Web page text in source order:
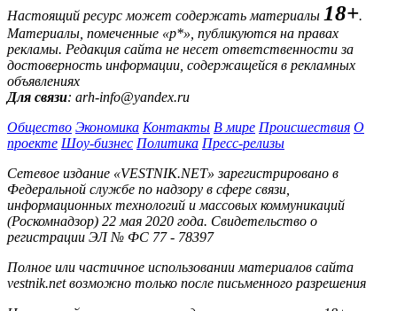
Настоящий ресурс может содержать материалы 18+.
Материалы, помеченные «р*», публикуются на правах
рекламы. Редакция сайта не несет ответственности за
достоверность информации, содержащейся в рекламных
объявлениях
Для связи: arh-info@yandex.ru
Общество Экономика Контакты В мире Происшествия О
проекте Шоу-бизнес Политика Пресс-релизы
Сетевое издание «VESTNIK.NET» зарегистрировано в
Федеральной службе по надзору в сфере связи,
информационных технологий и массовых коммуникаций
(Роскомнадзор) 22 мая 2020 года. Свидетельство о
регистрации ЭЛ № ФС 77 - 78397
Полное или частичное использовании материалов сайта
vestnik.net возможно только после письменного разрешения